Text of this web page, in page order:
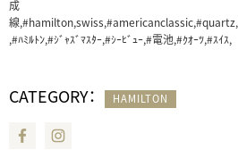
成
線
,#ﾊﾐﾙﾄﾝ,#ｼﾞｬｽﾞﾏｽﾀｰ,#ｼｰﾋﾞｭｰ,#電池,#ｸｵｰﾂ,#ｽｲｽ,
CATEGORY： HAMILTON
Facebook